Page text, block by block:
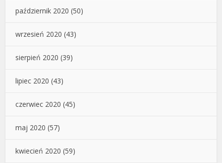
październik 2020 (50)
wrzesień 2020 (43)
sierpień 2020 (39)
lipiec 2020 (43)
czerwiec 2020 (45)
maj 2020 (57)
kwiecień 2020 (59)